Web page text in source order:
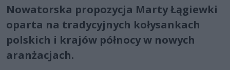
Nowatorska propozycja Marty Łągiewki
oparta na tradycyjnych kołysankach
polskich i krajów północy w nowych
aranżacjach.